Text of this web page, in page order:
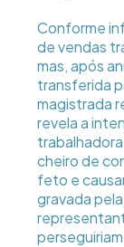
Conforme
de vendas
mas, após
transferida
magistrada
revela a
cheiro de
feto e
gravada